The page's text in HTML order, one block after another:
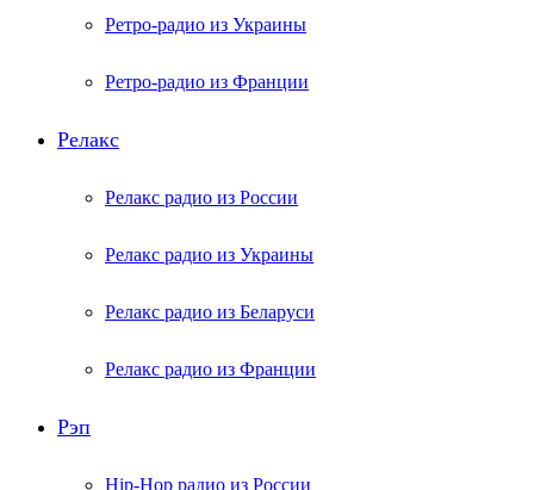
Ретро-радио из Украины
Ретро-радио из Франции
Релакс
Релакс радио из России
Релакс радио из Украины
Релакс радио из Беларуси
Релакс радио из Франции
Рэп
Hip-Hop радио из России